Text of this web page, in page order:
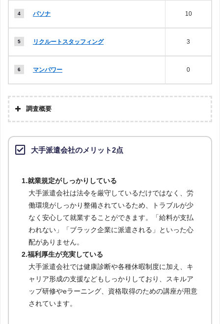
パソナ 10
リクルートスタッフィング 3
マンパワー 0
調査概要
大手派遣会社のメリット2点
1.就業規定がしっかりしている
大手派遣会社は法令を厳守しているだけではなく、労
働環境がしっかり整備されているため、トラブルが少
なく安心して就業することができます。「給料が支払
われない」「ブラック企業に派遣される」といった心
配がありません。
2.福利厚生が充実している
大手派遣会社では健康診断や各種休暇制度に加え、キ
ャリア形成の支援などもしっかりしており、スキルア
ップ研修やeラーニング、資格取得のための講座が用意
されています。